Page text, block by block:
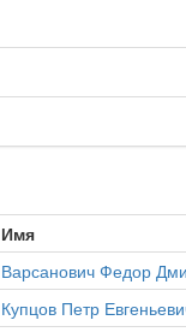
Имя
Варсанович Федор
Купцов Петр